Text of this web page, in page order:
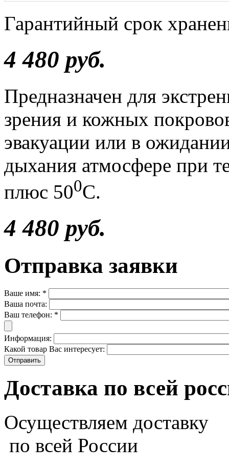
Гарантийный срок
4 480 руб.
Предназначен для
зрения и кожных
эвакуации или в
дыхания атмосфере при
плюс 500С.
4 480 руб.
Отправка заявки
Ваше имя: *
Ваша почта:
Ваш телефон: *
Информация:
Какой товар Вас интересует:
Доставка по всей
Осуществляем доставку
по всей России